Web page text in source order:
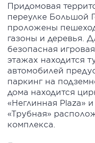
Придомовая
переулке Большой
проложены
газоны и деревья.
безопасная
этажах находится
автомобилей
паркинг на
дома находится
«Неглинная Plaza»
«Трубная»
комплекса.